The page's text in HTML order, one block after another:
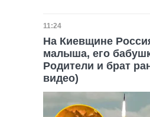
Дата публикации
11:24
На Киевщине
малыша, его
Родители и брат
видео)